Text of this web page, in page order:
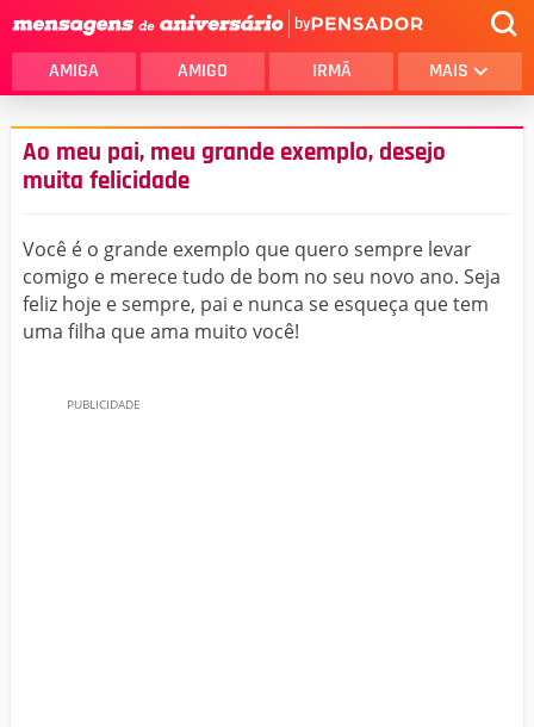
by
AMIGA AMIGO IRMÃ MAIS
Ao meu pai, meu grande exemplo, desejo
muita felicidade
Você é o grande exemplo que quero sempre levar
comigo e merece tudo de bom no seu novo ano. Seja
feliz hoje e sempre, pai e nunca se esqueça que tem
uma filha que ama muito você!